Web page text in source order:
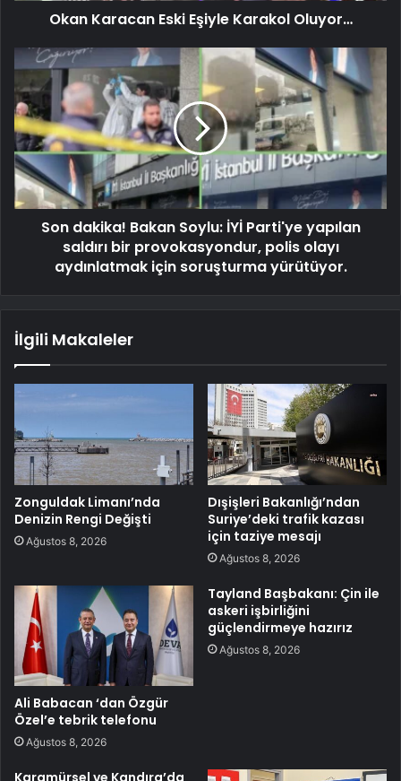
Okan Karacan Eski Eşiyle Karakol Oluyor…
Son dakika! Bakan Soylu: İYİ Parti'ye yapılan
saldırı bir provokasyondur, polis olayı
aydınlatmak için soruşturma yürütüyor.
İlgili Makaleler
Zonguldak Limanı’nda
Denizin Rengi Değişti
Ağustos 8, 2026
Dışişleri Bakanlığı’ndan
Suriye’deki trafik kazası
için taziye mesajı
Ağustos 8, 2026
Ali Babacan ‘dan Özgür
Özel’e tebrik telefonu
Ağustos 8, 2026
Tayland Başbakanı: Çin ile
askeri işbirliğini
güçlendirmeye hazırız
Ağustos 8, 2026